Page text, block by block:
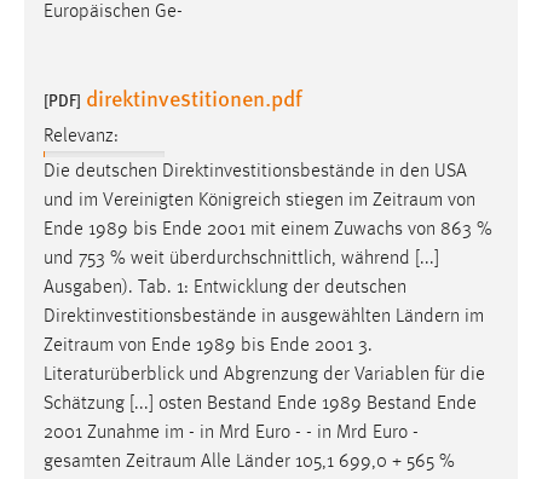
Europäischen Ge-
[PDF] direktinvestitionen.pdf
Relevanz:
Die deutschen Direktinvestitionsbestände in den USA
und im Vereinigten Königreich stiegen im Zeitraum von
Ende 1989 bis Ende 2001 mit einem Zuwachs von 863 %
und 753 % weit überdurchschnittlich, während [...]
Ausgaben). Tab. 1: Entwicklung der deutschen
Direktinvestitionsbestände in ausgewählten Ländern im
Zeitraum von Ende 1989 bis Ende 2001 3.
Literaturüberblick und Abgrenzung der Variablen für die
Schätzung [...] osten Bestand Ende 1989 Bestand Ende
2001 Zunahme im - in Mrd Euro - - in Mrd Euro -
gesamten Zeitraum Alle Länder 105,1 699,0 + 565 %